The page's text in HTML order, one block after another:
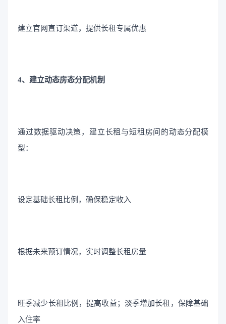
建立官网直订渠道，提供长租专属优惠
4、建立动态房态分配机制
通过数据驱动决策，建立长租与短租房间的动态分配模
型：
设定基础长租比例，确保稳定收入
根据未来预订情况，实时调整长租房量
旺季减少长租比例，提高收益；淡季增加长租，保障基础
入住率